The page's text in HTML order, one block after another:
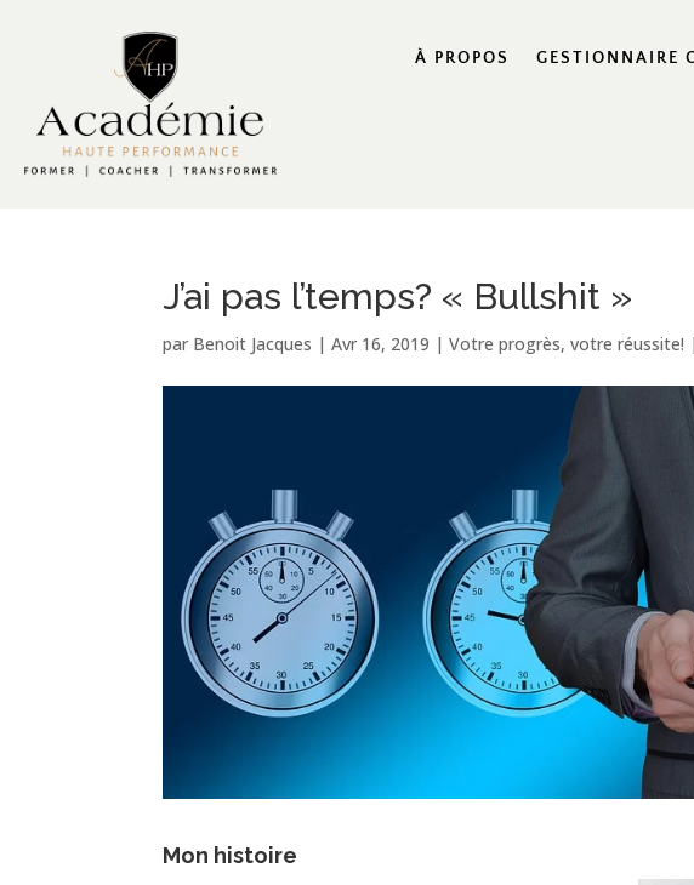
À PROPOS GESTIONNAIRE
J’ai pas l’temps? « Bullshit »
par Benoit Jacques |Avr 16, 2019 |Votre progrès, votre réussite!
Mon histoire